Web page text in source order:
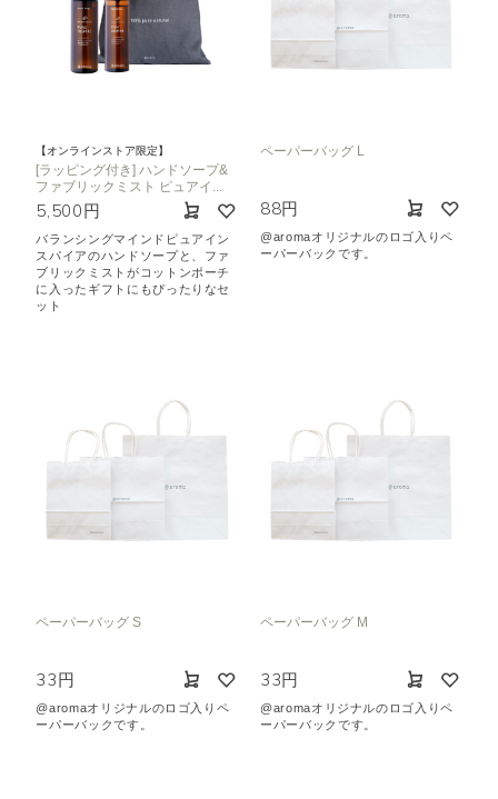
【オンラインストア限定】
[ラッピング付き] ハンドソープ&
ファブリックミスト ピュアイ...
5,500円
バランシングマインドピュアイン
スパイアのハンドソープと、ファ
ブリックミストがコットンポーチ
に入ったギフトにもぴったりなセ
ット
ペーパーバッグ L
88円
@aromaオリジナルのロゴ入りペ
ーパーバックです。
ペーパーバッグ S
33円
@aromaオリジナルのロゴ入りペ
ーパーバックです。
ペーパーバッグ M
33円
@aromaオリジナルのロゴ入りペ
ーパーバックです。